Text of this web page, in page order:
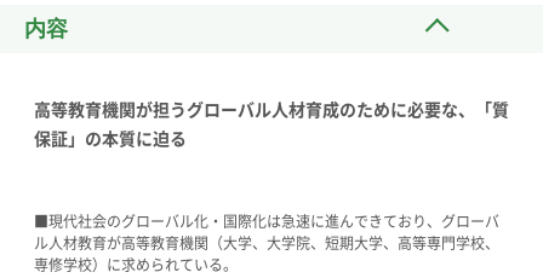
内容
高等教育機関が担うグローバル人材育成のために必要な、「質
保証」の本質に迫る
■現代社会のグローバル化・国際化は急速に進んできており、グローバ
ル人材教育が高等教育機関（大学、大学院、短期大学、高等専門学校、
専修学校）に求められている。